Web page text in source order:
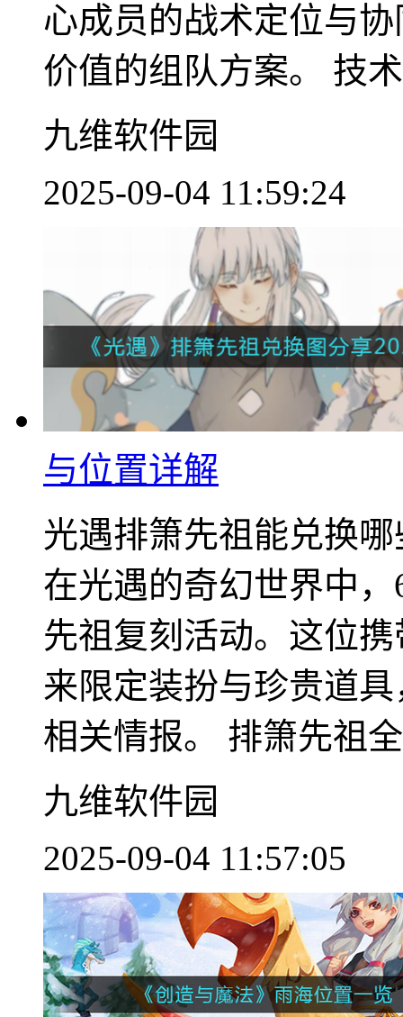
心成员的战术定位与
价值的组队方案。 技
九维软件园
2025-09-04 11:59:24
与位置详解
光遇排箫先祖能兑换
在光遇的奇幻世界中
先祖复刻活动。这位
来限定装扮与珍贵道
相关情报。 排箫先祖
九维软件园
2025-09-04 11:57:05